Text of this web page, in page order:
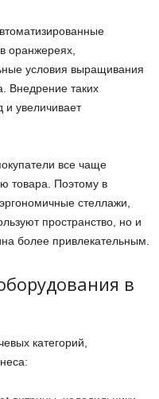
оранжереях,
условия выращивания
Внедрение таких
и увеличивает
все чаще
товара. Поэтому в
стеллажи,
пространство, но и
более привлекательным.
в
категорий,